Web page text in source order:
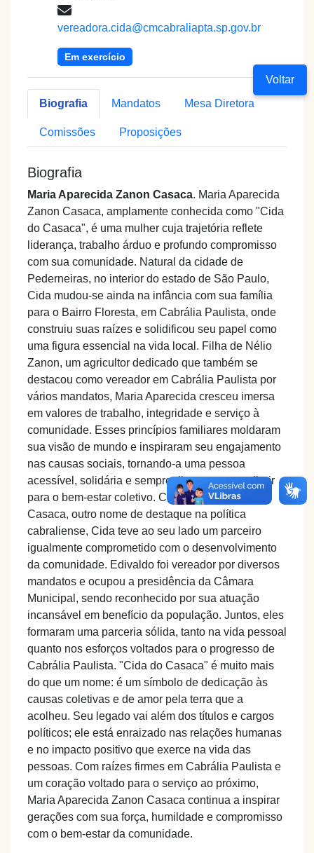
Voltar
vereadora.cida@cmcabraliapta.sp.gov.br
Em exercício
Biografia Mandatos Mesa Diretora
Comissões Proposições
Biografia
Maria Aparecida Zanon Casaca. Maria Aparecida
Zanon Casaca, amplamente conhecida como "Cida
do Casaca", é uma mulher cuja trajetória reflete
liderança, trabalho árduo e profundo compromisso
com sua comunidade. Natural da cidade de
Pederneiras, no interior do estado de São Paulo,
Cida mudou-se ainda na infância com sua família
para o Bairro Floresta, em Cabrália Paulista, onde
construiu suas raízes e solidificou seu papel como
uma figura essencial na vida local. Filha de Nélio
Zanon, um agricultor dedicado que também se
destacou como vereador em Cabrália Paulista por
vários mandatos, Maria Aparecida cresceu imersa
em valores de trabalho, integridade e serviço à
comunidade. Esses princípios familiares moldaram
sua visão de mundo e inspiraram seu engajamento
nas causas sociais, tornando-a uma pessoa
acessível, solidária e sempre disposta a contribuir
para o bem-estar coletivo. Casada com Edivaldo
Casaca, outro nome de destaque na política
cabraliense, Cida teve ao seu lado um parceiro
igualmente comprometido com o desenvolvimento
da comunidade. Edivaldo foi vereador por diversos
mandatos e ocupou a presidência da Câmara
Municipal, sendo reconhecido por sua atuação
incansável em benefício da população. Juntos, eles
formaram uma parceria sólida, tanto na vida pessoal
quanto nos esforços voltados para o progresso de
Cabrália Paulista. "Cida do Casaca" é muito mais
do que um nome: é um símbolo de dedicação às
causas coletivas e de amor pela terra que a
acolheu. Seu legado vai além dos títulos e cargos
políticos; ele está enraizado nas relações humanas
e no impacto positivo que exerce na vida das
pessoas. Com raízes firmes em Cabrália Paulista e
um coração voltado para o serviço ao próximo,
Maria Aparecida Zanon Casaca continua a inspirar
gerações com sua força, humildade e compromisso
com o bem-estar da comunidade.